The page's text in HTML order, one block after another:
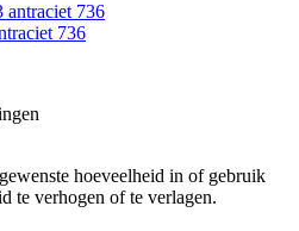
736
hoeveelheid in of gebruik
te verhogen of te verlagen.